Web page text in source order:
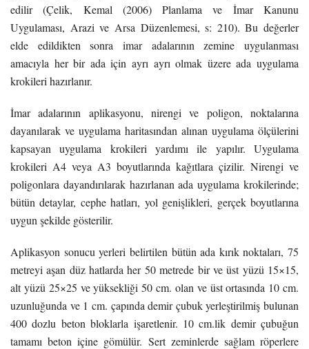
edilir (Çelik, Kemal (2006) Planlama ve İmar Kanunu
Uygulaması, Arazi ve Arsa Düzenlemesi, s: 210). Bu değerler
elde edildikten sonra imar adalarının zemine uygulanması
amacıyla her bir ada için ayrı ayrı olmak üzere ada uygulama
krokileri hazırlanır.
İmar adalarının aplikasyonu, nirengi ve poligon, noktalarına
dayanılarak ve uygulama haritasından alınan uygulama ölçülerini
kapsayan uygulama krokileri yardımı ile yapılır. Uygulama
krokileri A4 veya A3 boyutlarında kağıtlara çizilir. Nirengi ve
poligonlara dayandırılarak hazırlanan ada uygulama krokilerinde;
bütün detaylar, cephe hatları, yol genişlikleri, gerçek boyutlarına
uygun şekilde gösterilir.
Aplikasyon sonucu yerleri belirtilen bütün ada kırık noktaları, 75
metreyi aşan düz hatlarda her 50 metrede bir ve üst yüzü 15×15,
alt yüzü 25×25 ve yüksekliği 50 cm. olan ve üst ortasında 10 cm.
uzunluğunda ve 1 cm. çapında demir çubuk yerleştirilmiş bulunan
400 dozlu beton bloklarla işaretlenir. 10 cm.lik demir çubuğun
tamamı beton içine gömülür. Sert zeminlerde sağlam röperlere